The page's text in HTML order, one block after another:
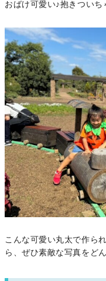
おばけ可愛い♪抱きついち
こんな可愛い丸太で作ら
ら、ぜひ素敵な写真をど